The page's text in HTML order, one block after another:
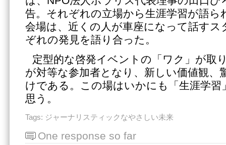
告。それぞれの立場から生涯学習が語ら
会場は、近くの人が車座になって話す
ぞれの発見を語り合った。
定型的な啓発イベントの「ワク」が取
が対等な参加者となり、新しい価値観、
けである。この場はいかにも「生涯学
思う。
Tags: ジャーナリスティックなやさしい未来
One response so far